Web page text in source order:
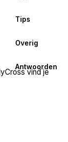
Tips
Overig
Antwoorden
vind je